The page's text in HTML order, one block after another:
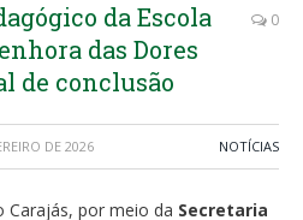
da Escola
das Dores
de conclusão
0
DE 2026 NOTÍCIAS
Carajás, por meio da Secretaria